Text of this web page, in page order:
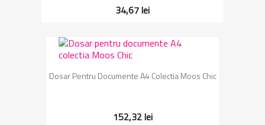
34,67 lei
Dosar Pentru Documente A4 Colectia Moos Chic
152,32 lei